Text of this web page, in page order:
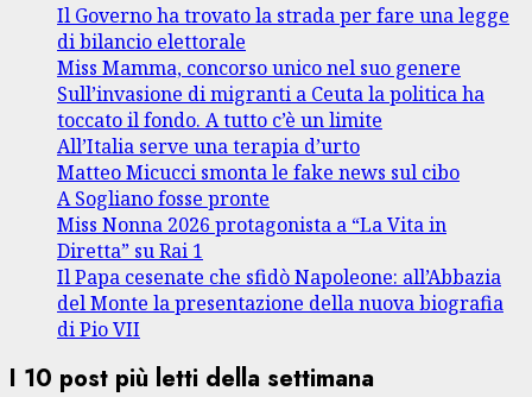
Il Governo ha trovato la strada per fare una legge
di bilancio elettorale
Miss Mamma, concorso unico nel suo genere
Sull’invasione di migranti a Ceuta la politica ha
toccato il fondo. A tutto c’è un limite
All’Italia serve una terapia d’urto
Matteo Micucci smonta le fake news sul cibo
A Sogliano fosse pronte
Miss Nonna 2026 protagonista a “La Vita in
Diretta” su Rai 1
Il Papa cesenate che sfidò Napoleone: all’Abbazia
del Monte la presentazione della nuova biografia
di Pio VII
I 10 post più letti della settimana